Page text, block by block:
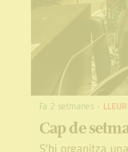
Fa 2 setmanes -
Cap de